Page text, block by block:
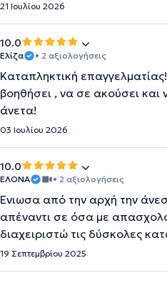
21 Ιουλίου 2026
10.0
Ελίζα • 2 αξιολογήσεις
Καταπληκτική
βοηθήσει , να σε ακούσει και
άνετα!
03 Ιουλίου 2026
10.0
ΕΛΟΝΑ • 2 αξιολογήσεις
Ένιωσα από την αρχή την
απέναντι σε όσα με
διαχειριστώ τις δύσκολες
19 Σεπτεμβρίου 2025